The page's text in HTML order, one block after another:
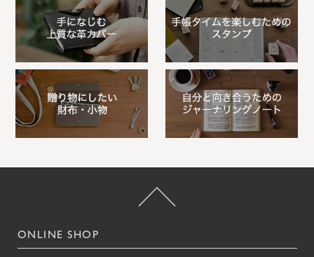
ONLINE SHOP